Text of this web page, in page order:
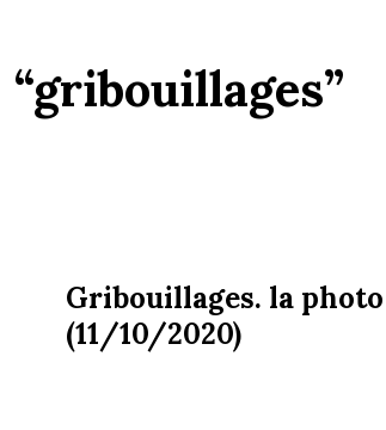
“gribouillages”
Gribouillages. la
(11/10/2020)